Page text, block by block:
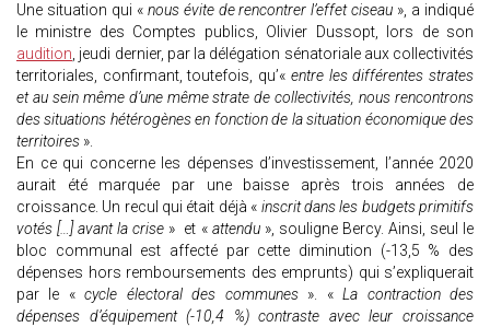
Une situation qui «nous évite de rencontrer l’effet ciseau », a indiqué
le ministre des Comptes publics, Olivier Dussopt, lors de son
audition, jeudi dernier, par la délégation sénatoriale aux collectivités
territoriales, confirmant, toutefois, qu’« entre les différentes strates
et au sein même d’une même strate de collectivités, nous rencontrons
des situations hétérogènes en fonction de la situation économique des
territoires ».
En ce qui concerne les dépenses d’investissement, l’année 2020
aurait été marquée par une baisse après trois années de
croissance. Un recul qui était déjà « inscrit dans les budgets primitifs
votés […] avant la crise » et « attendu», souligne Bercy. Ainsi, seul le
bloc communal est affecté par cette diminution (-13,5 % des
dépenses hors remboursements des emprunts) qui s’expliquerait
par le «cycle électoral des communes». «La contraction des
dépenses d’équipement (-10,4 %) contraste avec leur croissance